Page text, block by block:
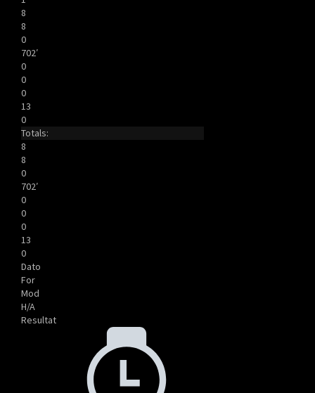
8
8
0
702′
0
0
0
13
0
Totals:
8
8
0
702′
0
0
0
13
0
Dato
For
Mod
H/A
Resultat